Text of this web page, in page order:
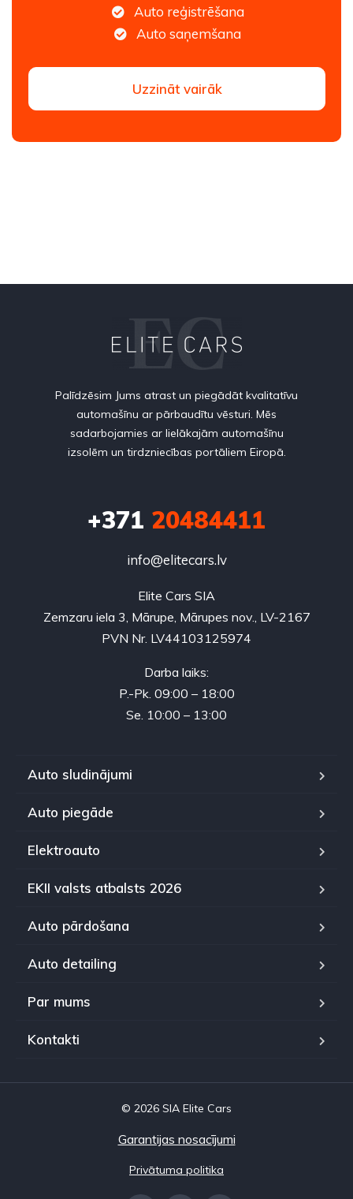
Auto reģistrēšana
Auto saņemšana
Uzzināt vairāk
Palīdzēsim Jums atrast un piegādāt kvalitatīvu
automašīnu ar pārbaudītu vēsturi. Mēs
sadarbojamies ar lielākajām automašīnu
izsolēm un tirdzniecības portāliem Eiropā.
+371 20484411
info@elitecars.lv
Elite Cars SIA
Zemzaru iela 3, Mārupe, Mārupes nov., LV-2167
PVN Nr. LV44103125974
Darba laiks:
P.-Pk. 09:00 – 18:00
Se. 10:00 – 13:00
Auto sludinājumi
Auto piegāde
Elektroauto
EKII valsts atbalsts 2026
Auto pārdošana
Auto detailing
Par mums
Kontakti
© 2026 SIA Elite Cars
Garantijas nosacījumi
Privātuma politika